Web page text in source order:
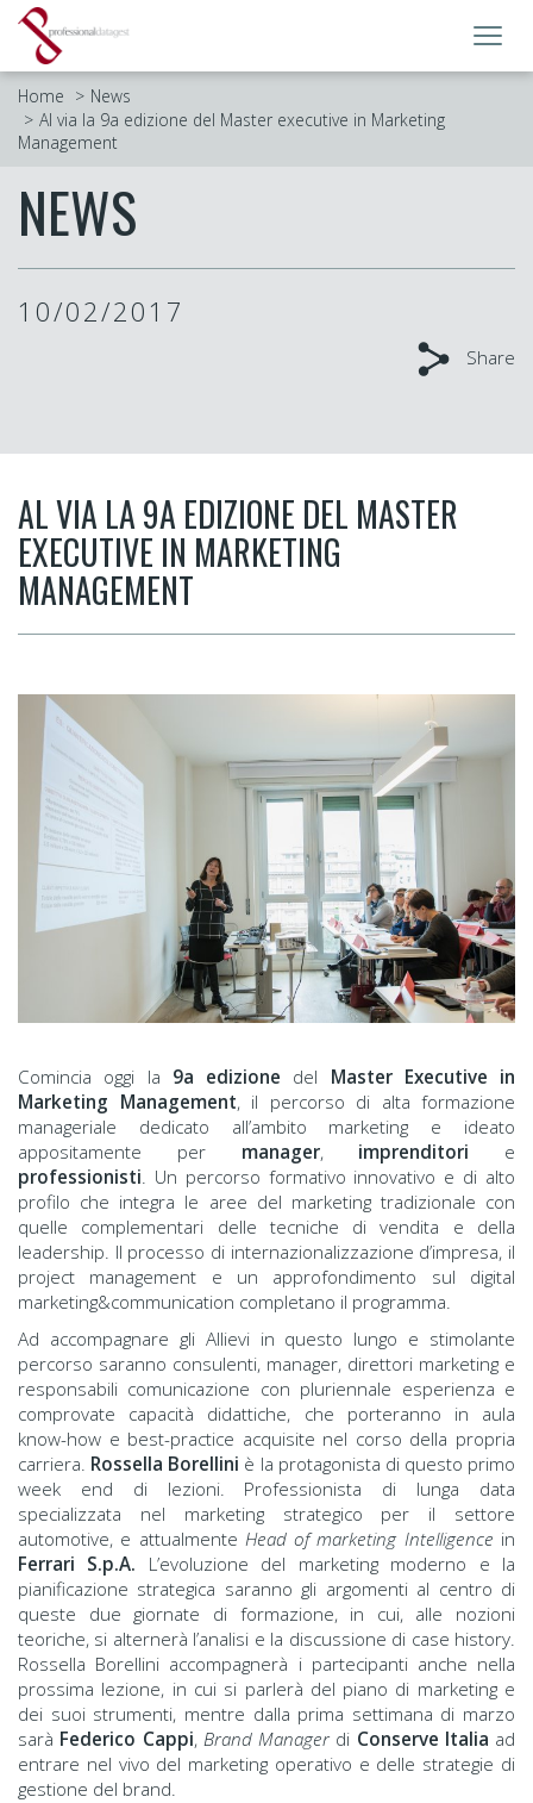
Home
News
Al via la 9a edizione del Master executive in Marketing
Management
NEWS
10/02/2017
Share
AL VIA LA 9A EDIZIONE DEL MASTER
EXECUTIVE IN MARKETING
MANAGEMENT
Comincia oggi la 9a edizione del Master Executive in
Marketing Management, il percorso di alta formazione
manageriale dedicato all’ambito marketing e ideato
appositamente per manager,imprenditori e
professionisti. Un percorso formativo innovativo e di alto
profilo che integra le aree del marketing tradizionale con
quelle complementari delle tecniche di vendita e della
leadership. Il processo di internazionalizzazione d’impresa, il
project management e un approfondimento sul digital
marketing&communication completano il programma.
Ad accompagnare gli Allievi in questo lungo e stimolante
percorso saranno consulenti, manager, direttori marketing e
responsabili comunicazione con pluriennale esperienza e
comprovate capacità didattiche, che porteranno in aula
know-how e best-practice acquisite nel corso della propria
carriera. Rossella Borellini è la protagonista di questo primo
week end di lezioni. Professionista di lunga data
specializzata nel marketing strategico per il settore
automotive, e attualmente Head of marketing Intelligence in
Ferrari S.p.A. L’evoluzione del marketing moderno e la
pianificazione strategica saranno gli argomenti al centro di
queste due giornate di formazione, in cui, alle nozioni
teoriche, si alternerà l’analisi e la discussione di case history.
Rossella Borellini accompagnerà i partecipanti anche nella
prossima lezione, in cui si parlerà del piano di marketing e
dei suoi strumenti, mentre dalla prima settimana di marzo
sarà Federico Cappi, Brand Managerdi Conserve Italia ad
entrare nel vivo del marketing operativo e delle strategie di
gestione del brand.